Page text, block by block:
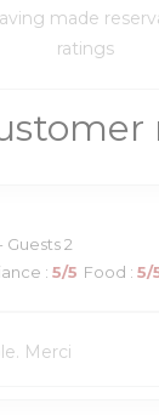
Guests 2
: 5/5 Food : 5/
Merci
made
ratings